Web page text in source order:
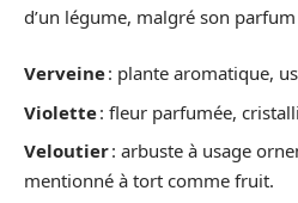
d’un légume, malgré son
Verveine: plante aromatique,
Violette: fleur parfumée,
Veloutier: arbuste à usage
mentionné à tort comme fruit.